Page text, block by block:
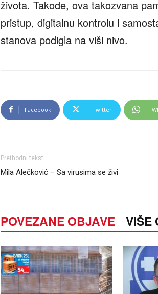
života. Takođe, ova takozvana
pristup, digitalnu kontrolu i
stanova podigla na viši nivo.
Facebook Twitter
Prethodni tekst
Mila Alečković – Sa virusima se živi
POVEZANE OBJAVE VIŠE